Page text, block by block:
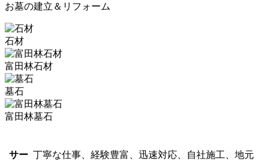
お墓の建立＆リフォーム
石材
富田林石材
墓石
富田林墓石
サー 丁寧な仕事、経験豊富、迅速対応、自社施工、地元